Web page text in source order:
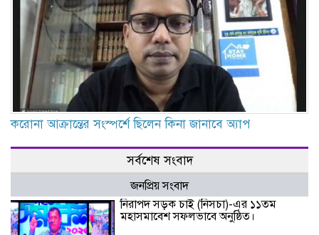
করোনা আক্রান্তের সংস্পর্শে ছিলেন কিনা জানাবে অ্যাপ
সর্বশেষ সংবাদ
জনপ্রিয় সংবাদ
নিরাপদ সড়ক চাই (নিসচা)-এর ১১তম
মহাসমাবেশ সফলভাবে অনুষ্ঠিত।